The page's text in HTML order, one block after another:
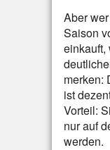
Aber
Saison
einkauft,
merken:
ist
Vorteil:
nur auf
werden.